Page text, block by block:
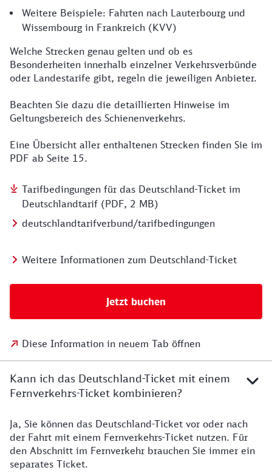
Weitere Beispiele: Fahrten nach Lauterbourg und
Wissembourg in Frankreich (KVV)
Welche Strecken genau gelten und ob es
Besonderheiten innerhalb einzelner Verkehrsverbünde
oder Landestarife gibt, regeln die jeweiligen Anbieter.
Beachten Sie dazu die detaillierten Hinweise im
Geltungsbereich des Schienenverkehrs.
Eine Übersicht aller enthaltenen Strecken finden Sie im
PDF ab Seite 15.
Tarifbedingungen für das Deutschland-Ticket im
Deutschlandtarif (PDF, 2 MB)
deutschlandtarifverbund/tarifbedingungen
Weitere Informationen zum Deutschland-Ticket
Jetzt buchen
Diese Information in neuem Tab öffnen
Kann ich das Deutschland-Ticket mit einem
Fernverkehrs-Ticket kombinieren?
Ja, Sie können das Deutschland-Ticket vor oder nach
der Fahrt mit einem Fernverkehrs-Ticket nutzen. Für
den Abschnitt im Fernverkehr brauchen Sie immer ein
separates Ticket.